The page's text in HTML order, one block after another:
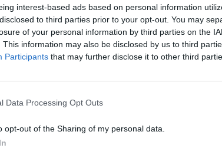
interest-based ads based on personal information
to third parties prior to your opt-out. You may
of your personal information by third parties on the
This information may also be disclosed by us to third
Participants that may further disclose it to other third
Data Processing Opt Outs
opt-out of the Sharing of my personal data.
sur le Web et les